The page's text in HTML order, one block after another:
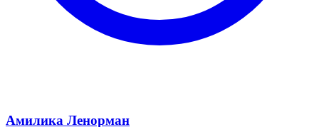
Амилика Ленорман